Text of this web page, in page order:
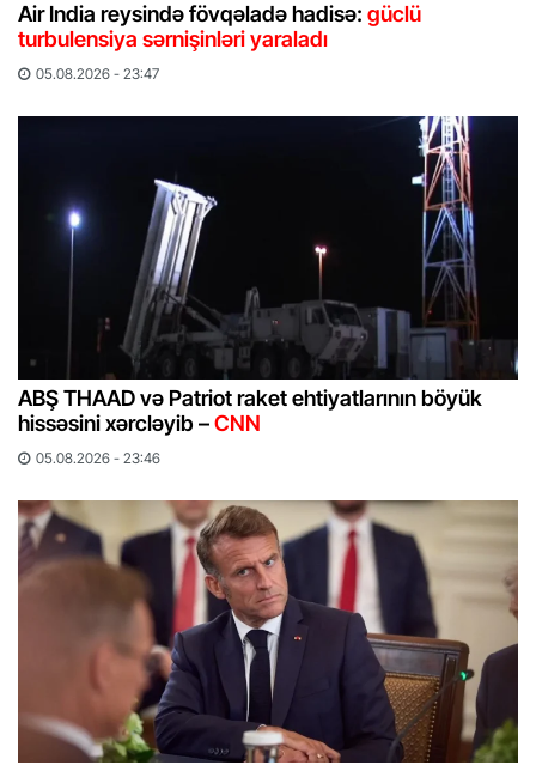
Air India reysində fövqəladə hadisə: güclü
turbulensiya sərnişinləri yaraladı
05.08.2026 - 23:47
ABŞ THAAD və Patriot raket ehtiyatlarının böyük
hissəsini xərcləyib –CNN
05.08.2026 - 23:46